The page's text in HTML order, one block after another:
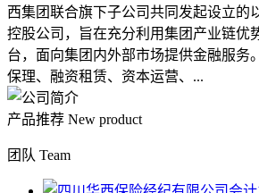
西集团联合旗下子公司共同发起设立的
控股公司，旨在充分利用集团产业链优
台，面向集团内外部市场提供金融服务
保理、融资租赁、资本运营、...
产品推荐 New product
团队 Team